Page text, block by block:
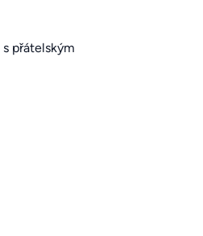
s přátelským